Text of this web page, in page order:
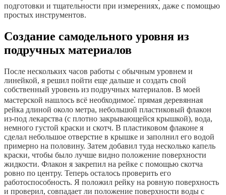
подготовки и тщательности при измерениях, даже с помощью
простых инструментов.
Создание самодельного уровня из
подручных материалов
После нескольких часов работы с обычным уровнем и
линейкой, я решил пойти еще дальше и создать свой
собственный уровень из подручных материалов. В моей
мастерской нашлось всё необходимое⁚ прямая деревянная
рейка длиной около метра, небольшой пластиковый флакон
из-под лекарства (с плотно закрывающейся крышкой), вода,
немного густой краски и скотч. В пластиковом флаконе я
сделал небольшое отверстие в крышке и заполнил его водой
примерно на половину. Затем добавил туда несколько капель
краски, чтобы было лучше видно положение поверхности
жидкости. Флакон я закрепил на рейке с помощью скотча
ровно по центру. Теперь осталось проверить его
работоспособность. Я положил рейку на ровную поверхность
и проверил, совпадает ли положение поверхности воды с